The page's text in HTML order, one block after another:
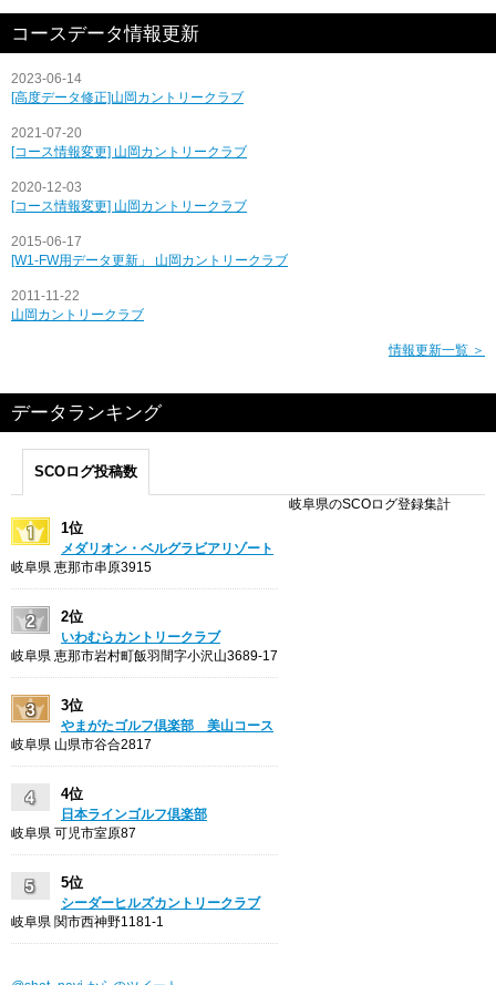
コースデータ情報更新
2023-06-14
[高度データ修正]山岡カントリークラブ
2021-07-20
[コース情報変更] 山岡カントリークラブ
2020-12-03
[コース情報変更] 山岡カントリークラブ
2015-06-17
[W1-FW用データ更新」 山岡カントリークラブ
2011-11-22
山岡カントリークラブ
情報更新一覧 ＞
データランキング
SCOログ投稿数
岐阜県のSCOログ登録集計
1位
メダリオン・ベルグラビアリゾート
岐阜県 恵那市串原3915
2位
いわむらカントリークラブ
岐阜県 恵那市岩村町飯羽間字小沢山3689-17
3位
やまがたゴルフ倶楽部 美山コース
岐阜県 山県市谷合2817
4位
日本ラインゴルフ倶楽部
岐阜県 可児市室原87
5位
シーダーヒルズカントリークラブ
岐阜県 関市西神野1181-1